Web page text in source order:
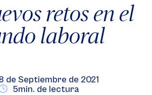
retos en el
laboral
de Septiembre de 2021
5min. de lectura